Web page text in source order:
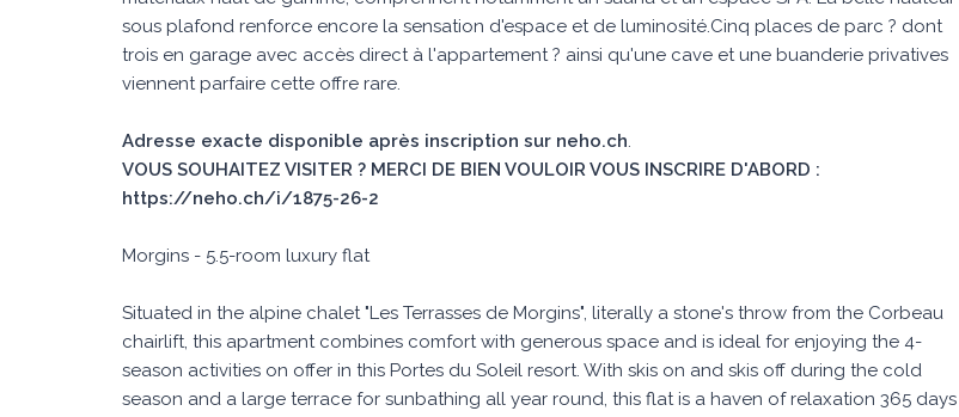
sous plafond renforce encore la sensation d'espace et de luminosité.Cinq places de parc ? dont
trois en garage avec accès direct à l'appartement ? ainsi qu'une cave et une buanderie privatives
viennent parfaire cette offre rare.
Adresse exacte disponible après inscription sur neho.ch.
VOUS SOUHAITEZ VISITER ? MERCI DE BIEN VOULOIR VOUS INSCRIRE D'ABORD :
https://neho.ch/i/1875-26-2
Morgins - 5.5-room luxury flat
Situated in the alpine chalet "Les Terrasses de Morgins", literally a stone's throw from the Corbeau
chairlift, this apartment combines comfort with generous space and is ideal for enjoying the 4-
season activities on offer in this Portes du Soleil resort. With skis on and skis off during the cold
season and a large terrace for sunbathing all year round, this flat is a haven of relaxation 365 days